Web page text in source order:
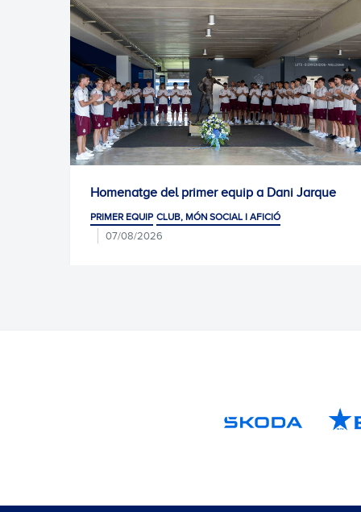
equip a Dani Jarque
Convocatòria per al